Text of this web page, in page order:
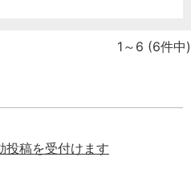
1～6 (6件中)
投稿を受付けます